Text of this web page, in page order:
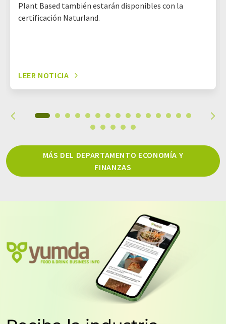
Plant Based también estarán disponibles con la
certificación Naturland.
LEER NOTICIA
MÁS DEL DEPARTAMENTO ECONOMÍA Y
FINANZAS